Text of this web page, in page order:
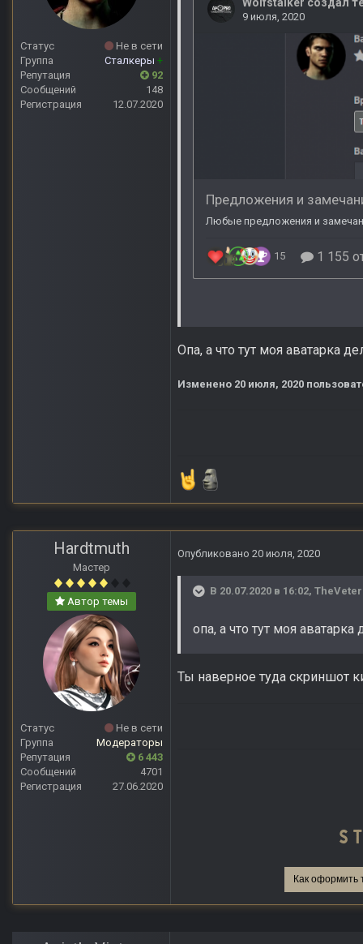
Статус
Не в сети
Группа
Сталкеры +
Репутация
92
Сообщений
148
Регистрация
12.07.2020
Опа, а что тут моя аватарка
Изменено 20 июля, 2020
Hardtmuth
Мастер
Автор темы
Статус
Не в сети
Группа
Модераторы
Репутация
6 443
Сообщений
4701
Регистрация
27.06.2020
Опубликовано 20 июля, 2020
В 20.07.2020 в 16:02,
опа, а что тут моя аватарка
Ты наверное туда скриншот
Как оформить